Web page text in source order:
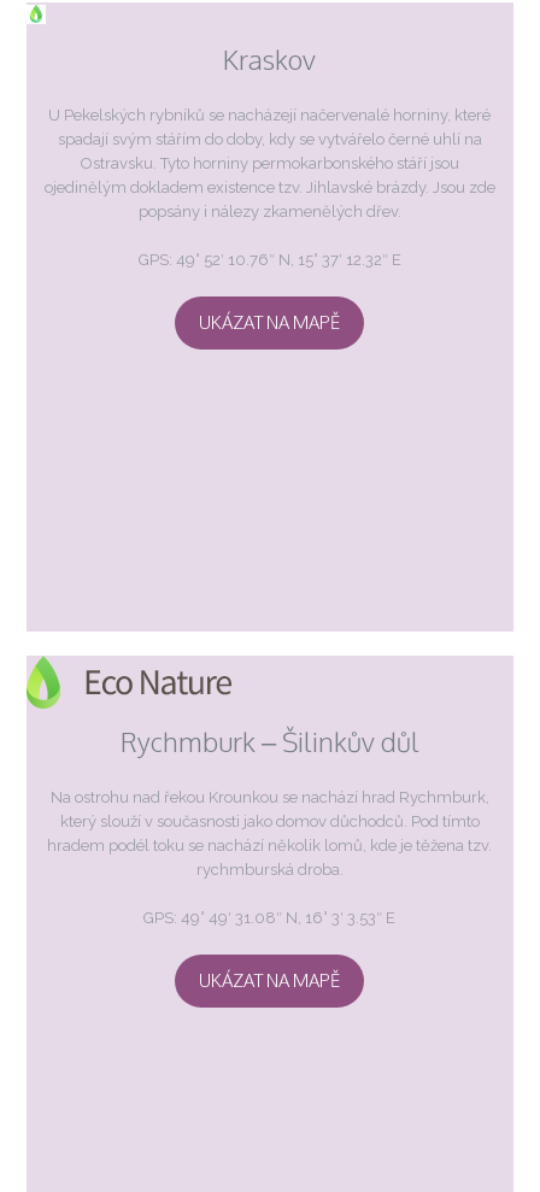
Kraskov
U Pekelských rybníků se nacházejí načervenalé horniny, které
spadají svým stářím do doby, kdy se vytvářelo černé uhlí na
Ostravsku. Tyto horniny permokarbonského stáří jsou
ojedinělým dokladem existence tzv. Jihlavské brázdy. Jsou zde
popsány i nálezy zkamenělých dřev.
GPS: 49° 52′ 10.76″ N, 15° 37′ 12.32″ E
UKÁZAT NA MAPĚ
Rychmburk – Šilinkův důl
Na ostrohu nad řekou Krounkou se nachází hrad Rychmburk,
který slouží v současnosti jako domov důchodců. Pod tímto
hradem podél toku se nachází několik lomů, kde je těžena tzv.
rychmburská droba.
GPS: 49° 49′ 31.08″ N, 16° 3′ 3.53″ E
UKÁZAT NA MAPĚ